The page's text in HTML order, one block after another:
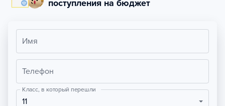
поступления на бюджет
Имя
Телефон
Класс, в который перешли
11